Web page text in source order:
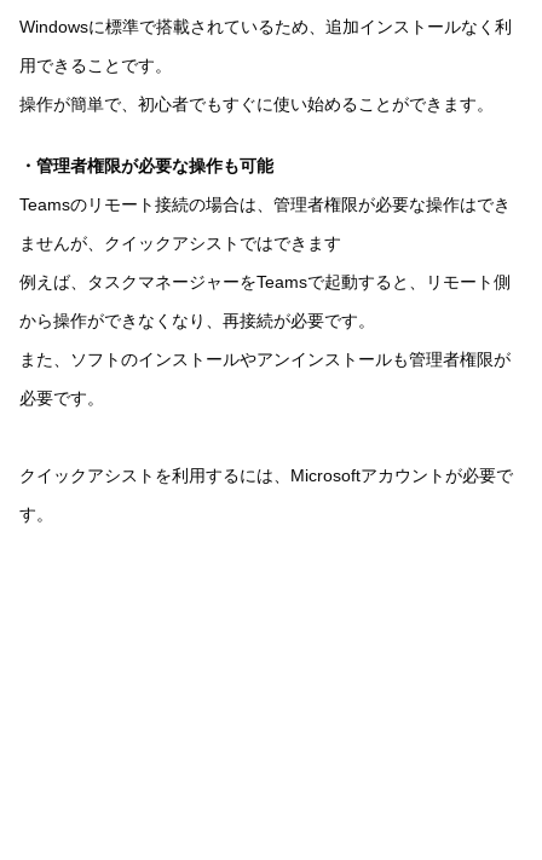
Windowsに標準で搭載されているため、追加インストールなく利
用できることです。
操作が簡単で、初心者でもすぐに使い始めることができます。
・管理者権限が必要な操作も可能
Teamsのリモート接続の場合は、管理者権限が必要な操作はでき
ませんが、クイックアシストではできます
例えば、タスクマネージャーをTeamsで起動すると、リモート側
から操作ができなくなり、再接続が必要です。
また、ソフトのインストールやアンインストールも管理者権限が
必要です。
クイックアシストを利用するには、Microsoftアカウントが必要で
す。